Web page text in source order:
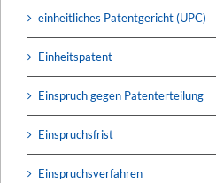
einheitliches Patentgericht (UPC)
Einheitspatent
Einspruch gegen Patenterteilung
Einspruchsfrist
Einspruchsverfahren